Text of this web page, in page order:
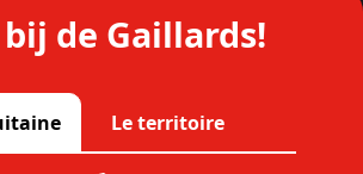
de Gaillards!
Le territoire